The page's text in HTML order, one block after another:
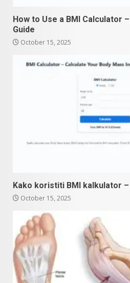
How to Use a BMI Calculator
Guide
October 15, 2025
Kako koristiti BMI kalkulator
October 15, 2025